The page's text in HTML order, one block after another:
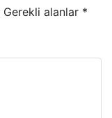
Gerekli alanlar *